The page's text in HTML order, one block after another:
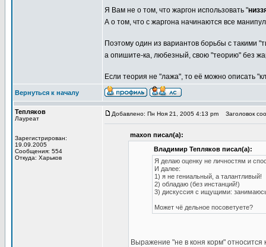
Я Вам не о том, что жаргон использовать "
А о том, что с жаргона начинаются все
Поэтому один из вариантов борьбы с такими
а опишите-ка, любезный, свою "теорию" без
Если теория не "лажа", то её можно описать
Вернуться к началу
Тепляков
Лауреат
Зарегистрирован:
19.09.2005
Сообщения: 554
Откуда: Харьков
Добавлено: Пн Ноя 21, 2005 4:13 pm Заголовок
maxon писал(а):
Владимир Тепляков писал(а):
Я делаю оценку не личностям и
И далее:
1) я не гениальный, а талантливый!
2) обладаю (без инстанций!)
3) дискуссия с ищущими:
Может чё дельное посоветуете?
Выражение "не в коня корм" относится